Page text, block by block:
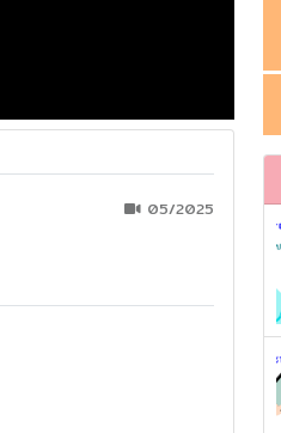
05/2025